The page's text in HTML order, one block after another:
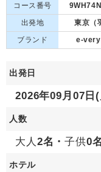
コース番号
出発地
東京（
ブランド
e-very
出発日
2026年09月07日
人数
大人 2名・子供0
ホテル